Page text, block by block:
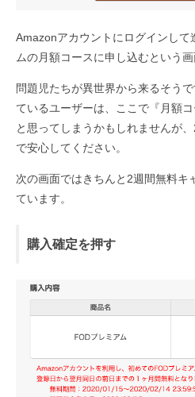
Amazonアカウントにログインし
ムの月額コースに申し込むという画
問題児たちが異世界から来るそう
ているユーザーは、ここで『月額
と思ってしまうかもしれませんが
で安心してください。
次の画面ではきちんと2週間無料キ
ています。
購入確定を押す